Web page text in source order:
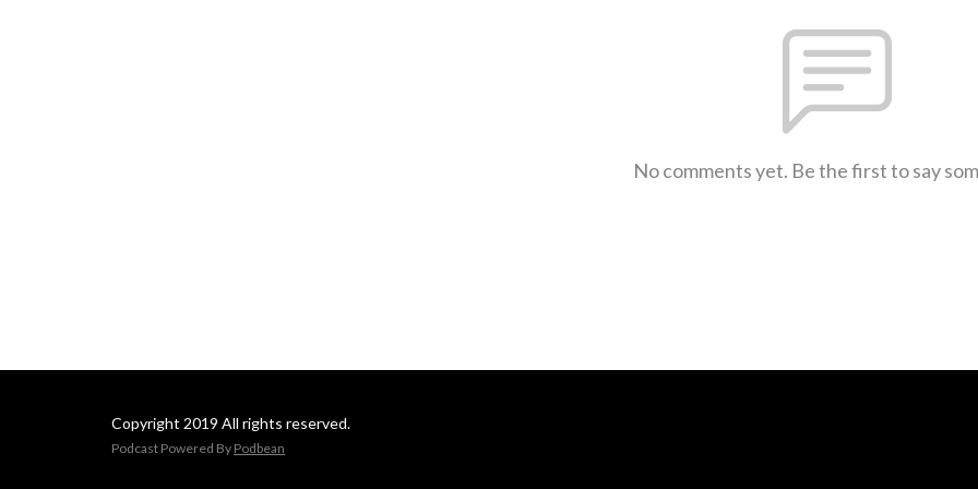
No comments yet. Be the first to say
Copyright 2019 All rights reserved.
Podcast Powered By Podbean